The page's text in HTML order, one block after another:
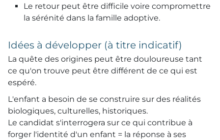
Le retour peut être difficile voire compromettre
la sérénité dans la famille adoptive.
Idées à développer (à titre indicatif)
La quête des origines peut être douloureuse tant
ce qu'on trouve peut être différent de ce qui est
espéré.
L'enfant a besoin de se construire sur des réalités
biologiques, culturelles, historiques.
Le candidat s'interrogera sur ce qui contribue à
forger l'identité d'un enfant = la réponse à ses